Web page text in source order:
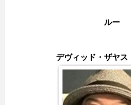
ルー
デヴィッド・ザヤス